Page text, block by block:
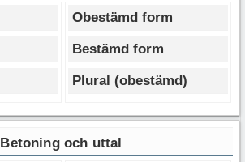
Obestämd form
Bestämd form
Plural (obestämd)
Betoning och uttal